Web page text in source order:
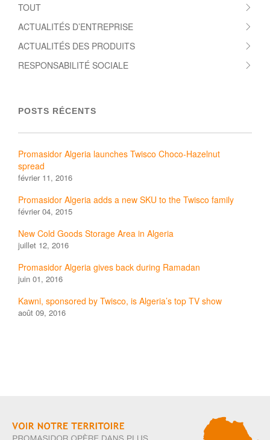
TOUT
ACTUALITÉS D’ENTREPRISE
ACTUALITÉS DES PRODUITS
RESPONSABILITÉ SOCIALE
POSTS RÉCENTS
Promasidor Algeria launches Twisco Choco-Hazelnut
spread
février 11, 2016
Promasidor Algeria adds a new SKU to the Twisco family
février 04, 2015
New Cold Goods Storage Area in Algeria
juillet 12, 2016
Promasidor Algeria gives back during Ramadan
juin 01, 2016
Kawni, sponsored by Twisco, is Algeria’s top TV show
août 09, 2016